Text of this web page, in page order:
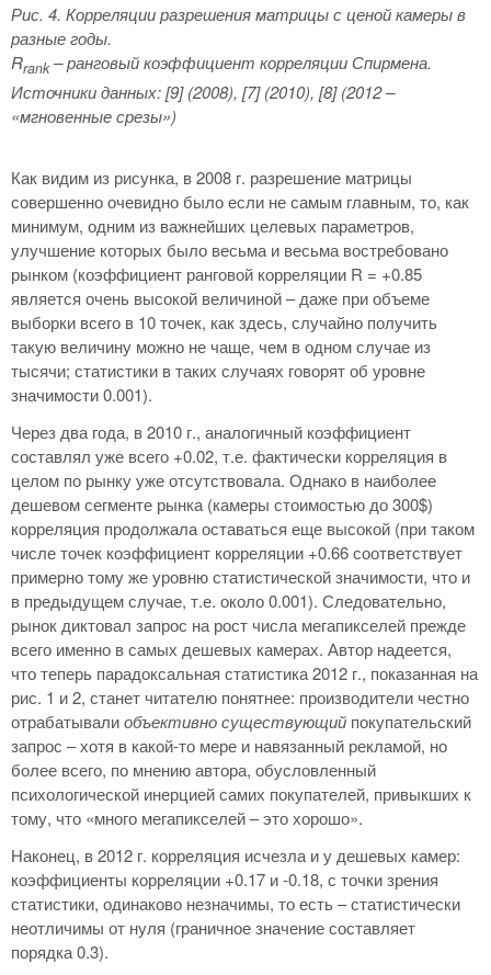
Рис. 4. Корреляции разрешения матрицы с ценой камеры в
разные годы.
Rrank– ранговый коэффициент корреляции Спирмена.
Источники данных: [9] (2008), [7] (2010), [8] (2012 –
«мгновенные срезы»)
Как видим из рисунка, в 2008 г. разрешение матрицы
совершенно очевидно было если не самым главным, то, как
минимум, одним из важнейших целевых параметров,
улучшение которых было весьма и весьма востребовано
рынком (коэффициент ранговой корреляции R = +0.85
является очень высокой величиной – даже при объеме
выборки всего в 10 точек, как здесь, случайно получить
такую величину можно не чаще, чем в одном случае из
тысячи; статистики в таких случаях говорят об уровне
значимости 0.001).
Через два года, в 2010 г., аналогичный коэффициент
составлял уже всего +0.02, т.е. фактически корреляция в
целом по рынку уже отсутствовала. Однако в наиболее
дешевом сегменте рынка (камеры стоимостью до 300$)
корреляция продолжала оставаться еще высокой (при таком
числе точек коэффициент корреляции +0.66 соответствует
примерно тому же уровню статистической значимости, что и
в предыдущем случае, т.е. около 0.001). Следовательно,
рынок диктовал запрос на рост числа мегапикселей прежде
всего именно в самых дешевых камерах. Автор надеется,
что теперь парадоксальная статистика 2012 г., показанная на
рис. 1 и 2, станет читателю понятнее: производители честно
отрабатывалиобъективно существующий покупательский
запрос – хотя в какой-то мере и навязанный рекламой, но
более всего, по мнению автора, обусловленный
психологической инерцией самих покупателей, привыкших к
тому, что «много мегапикселей – это хорошо».
Наконец, в 2012 г. корреляция исчезла и у дешевых камер:
коэффициенты корреляции +0.17 и -0.18, с точки зрения
статистики, одинаково незначимы, то есть – статистически
неотличимы от нуля (граничное значение составляет
порядка 0.3).